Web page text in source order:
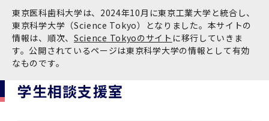
基本理念・沿革
基本理念・沿革トップ
東京医科歯科大学の特色
大学案内
学部受験生向け「大学案内」（冊子）
学生生活トップ
Science Tokyo SPRING (医歯学系)
教育研究組織等
教育研究組織等トップ
大学病院
東京医科歯科大学は、2024年10月に東京工業大学と統合し、
東京科学大学（Science Tokyo）となりました。本サイトの
情報は、順次、 Science Tokyoのサイト に移行していきま
す。公開されているページは東京科学大学の情報として有効
なものです。
学生相談支援室